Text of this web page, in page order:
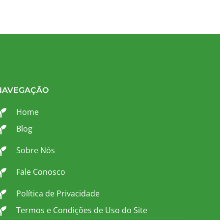
Home
Blog
Sobre Nós
Fale Conosco
Política de Privacidade
Termos e Condições de Uso do Site